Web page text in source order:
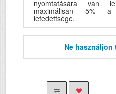
nyomtatására van
maximálisan 5% a
lefedettsége.
Ne